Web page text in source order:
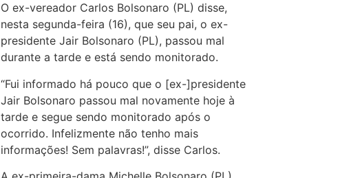
O ex-vereador Carlos Bolsonaro (PL) disse,
nesta segunda-feira (16), que seu pai, o ex-
presidente Jair Bolsonaro (PL), passou mal
durante a tarde e está sendo monitorado.
“Fui informado há pouco que o [ex-]presidente
Jair Bolsonaro passou mal novamente hoje à
tarde e segue sendo monitorado após o
ocorrido. Infelizmente não tenho mais
informações! Sem palavras!”, disse Carlos.